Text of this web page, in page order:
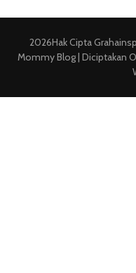
2026Hak Cipta
Mommy Blog | Diciptakan